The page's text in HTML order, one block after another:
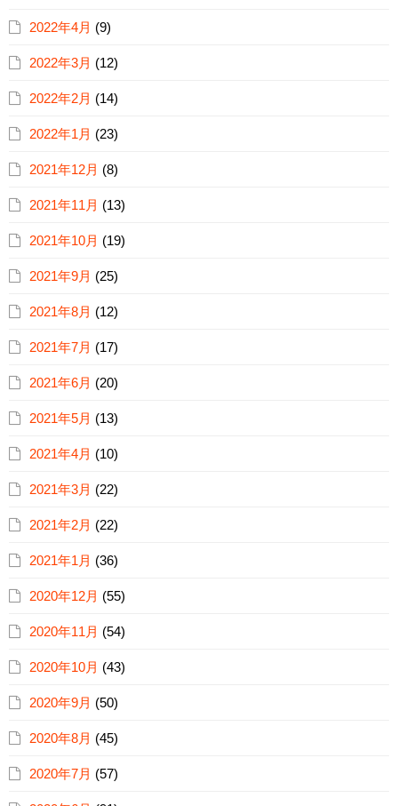
2022年4月 (9)
2022年3月 (12)
2022年2月 (14)
2022年1月 (23)
2021年12月 (8)
2021年11月 (13)
2021年10月 (19)
2021年9月 (25)
2021年8月 (12)
2021年7月 (17)
2021年6月 (20)
2021年5月 (13)
2021年4月 (10)
2021年3月 (22)
2021年2月 (22)
2021年1月 (36)
2020年12月 (55)
2020年11月 (54)
2020年10月 (43)
2020年9月 (50)
2020年8月 (45)
2020年7月 (57)